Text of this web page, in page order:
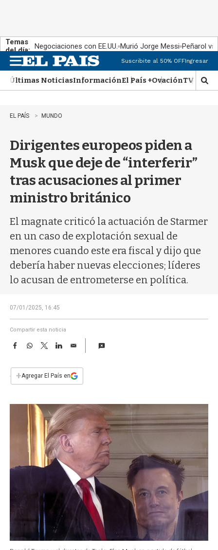
Temas
del día: Negociaciones con EE.UU. Murió Jorge Messi Peñarol
n
u
Suscribite al 50% OFFIngresar
Últimas NoticiasInformaciónEl País +OvaciónTV Show
M
o
a
EL PAÍS MUNDO
Dirigentes europeos piden a
Musk que deje de “interferir”
tras acusaciones al primer
ministro británico
El magnate criticó la actuación de Starmer
en un caso de explotación sexual de
menores cuando este era fiscal y dijo que
debería haber nuevas elecciones; líderes
lo acusan de entrometerse en política.
07/01/2025, 16:45
Compartir esta noticia
F
e
b
W
s
p
T
w
t
L
n
E
i
l
+Agregar El País en